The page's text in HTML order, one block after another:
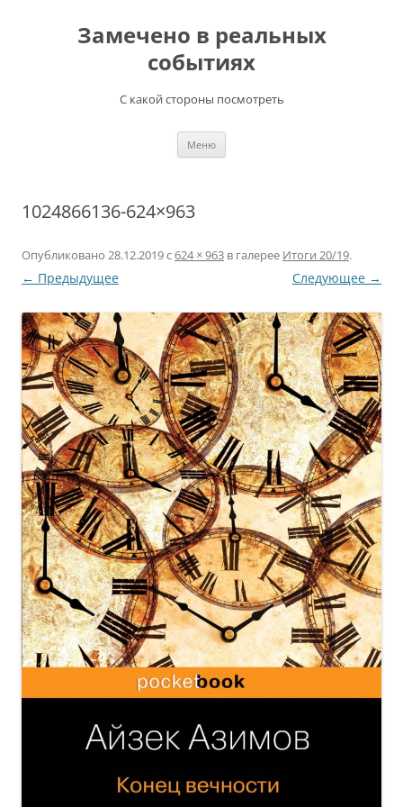
содержимомуЗамечено в реальных
событиях
С какой стороны посмотреть
Меню
1024866136-624×963
Опубликовано 28.12.2019с624 × 963 в галерее Итоги 20/19.
← Предыдущее Следующее →